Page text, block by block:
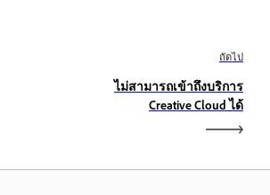
ถัดไป
ไม่สามารถเข้าถึงบริการ
Creative Cloud ได้